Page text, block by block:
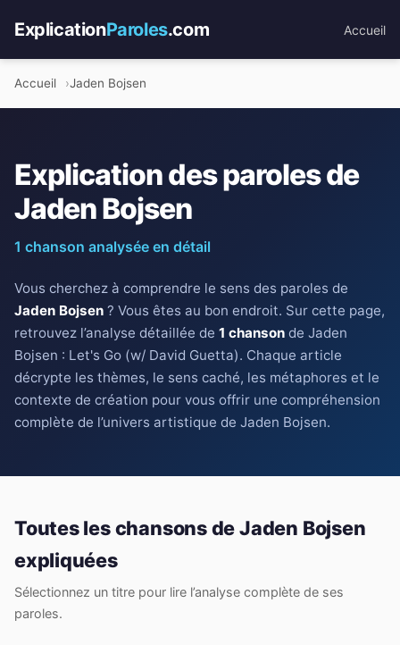
ExplicationParoles.com Accueil
Accueil Jaden Bojsen
Explication des paroles de
Jaden Bojsen
1 chanson analysée en détail
Vous cherchez à comprendre le sens des paroles de
Jaden Bojsen ? Vous êtes au bon endroit. Sur cette page,
retrouvez l’analyse détaillée de 1 chanson de Jaden
Bojsen : Let's Go (w/ David Guetta). Chaque article
décrypte les thèmes, le sens caché, les métaphores et le
contexte de création pour vous offrir une compréhension
complète de l’univers artistique de Jaden Bojsen.
Toutes les chansons de Jaden Bojsen
expliquées
Sélectionnez un titre pour lire l’analyse complète de ses
paroles.